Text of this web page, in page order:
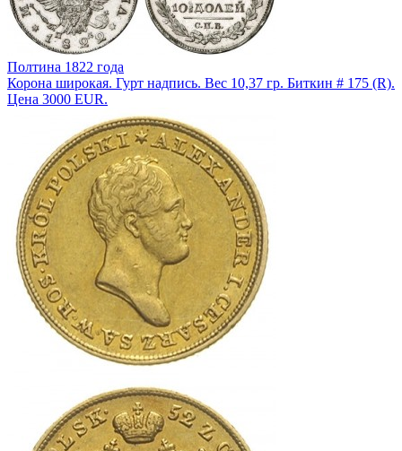
Полтина 1822 года
Корона широкая. Гурт надпись. Вес 10,37 гр. Биткин # 175 (R).
Цена 3000 EUR.